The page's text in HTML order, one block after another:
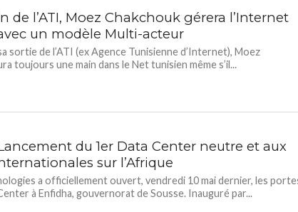
de l’ATI, Moez Chakchouk gérera l’Internet
un modèle Multi-acteur
sortie de l’ATI (ex Agence Tunisienne d’Internet), Moez
toujours une main dans le Net tunisien même s’il...
du 1er Data Center neutre et aux
sur l’Afrique
a officiellement ouvert, vendredi 10 mai dernier, les
à Enfidha, gouvernorat de Sousse. Inauguré par...